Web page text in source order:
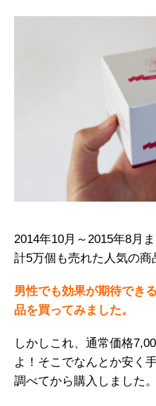
2014年10月～2015年8月
計5万個も売れた人気の商
男性でも効果が期待でき
品を買ってみました。
しかしこれ、通常価格
よ！そこでなんとか安く
調べてから購入しました。